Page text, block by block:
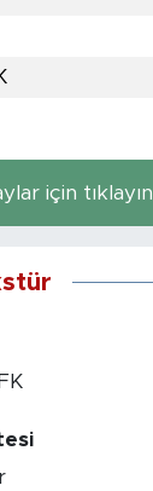
için tıklayın